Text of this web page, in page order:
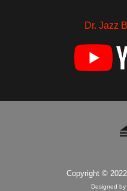
Dr. Jazz
Copyright ©
Designed by